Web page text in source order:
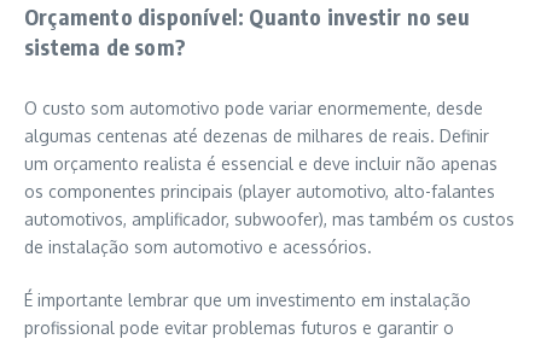
Orçamento disponível: Quanto investir no seu
sistema de som?
O custo som automotivo pode variar enormemente, desde
algumas centenas até dezenas de milhares de reais. Definir
um orçamento realista é essencial e deve incluir não apenas
os componentes principais (player automotivo, alto-falantes
automotivos, amplificador, subwoofer), mas também os custos
de instalação som automotivo e acessórios.
É importante lembrar que um investimento em instalação
profissional pode evitar problemas futuros e garantir o